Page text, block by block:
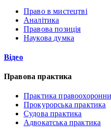
Право в мистецтві
Аналітика
Правова позиція
Наукова думка
Відео
Правова практика
Практика
Прокурорська практика
Судова практика
Адвокатська практика